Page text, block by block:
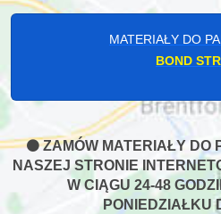
MATERIAŁY DO
BOND
ZAMÓW MATERIAŁY DO
NASZEJ STRONIE
W CIĄGU 24-48
PONIEDZIAŁKU